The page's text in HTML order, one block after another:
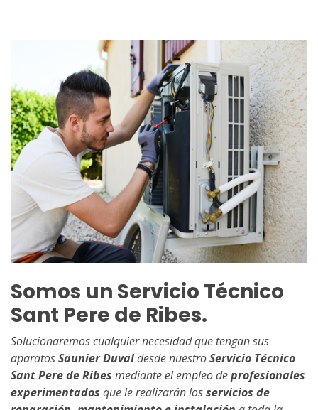
Somos un Servicio Técnico
Sant Pere de Ribes.
Solucionaremos cualquier necesidad que tengan sus
aparatosSaunier Duvaldesde nuestroServicio Técnico
Sant Pere de Ribes mediante el empleo deprofesionales
experimentados que le realizarán losservicios de